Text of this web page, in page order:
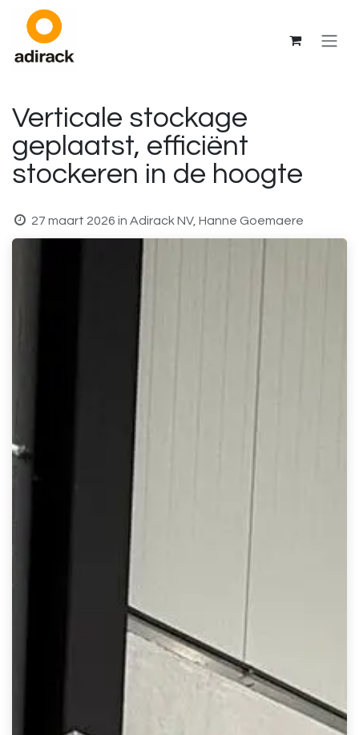
Overslaan naar inhoud
Verticale stockage
geplaatst, efficiënt
stockeren in de hoogte
27 maart 2026 in Adirack NV, Hanne Goemaere